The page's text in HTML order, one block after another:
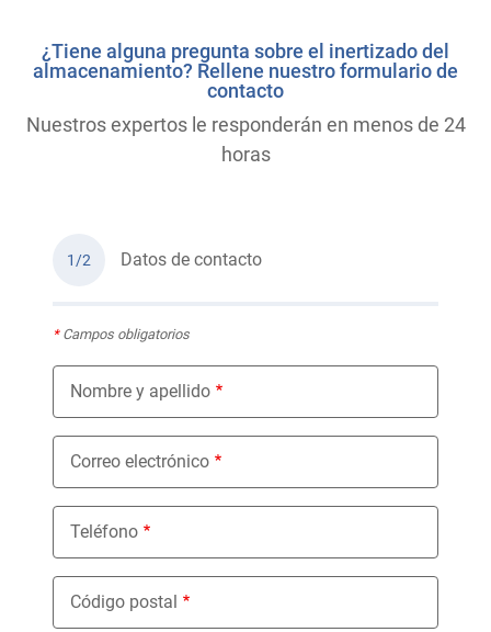
¿Tiene alguna pregunta sobre el inertizado del
almacenamiento? Rellene nuestro formulario de
contacto
Nuestros expertos le responderán en menos de 24
horas
1/2 Datos de contacto
*Campos obligatorios
Nombre y apellido
Correo electrónico
Teléfono
Código postal